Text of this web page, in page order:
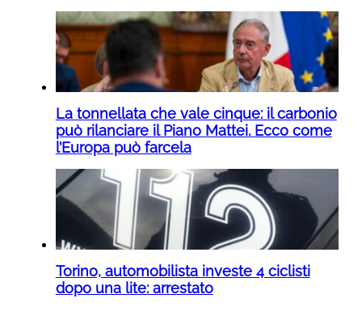
La tonnellata che vale cinque: il carbonio
può rilanciare il Piano Mattei. Ecco come
l’Europa può farcela
Torino, automobilista investe 4 ciclisti
dopo una lite: arrestato